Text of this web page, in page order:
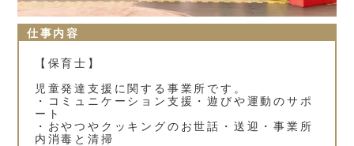
仕事内容
【保育士】
児童発達支援に関する事業所です。
・コミュニケーション支援・遊びや運動のサポ
ート
・おやつやクッキングのお世話・送迎・事業所
内消毒と清掃